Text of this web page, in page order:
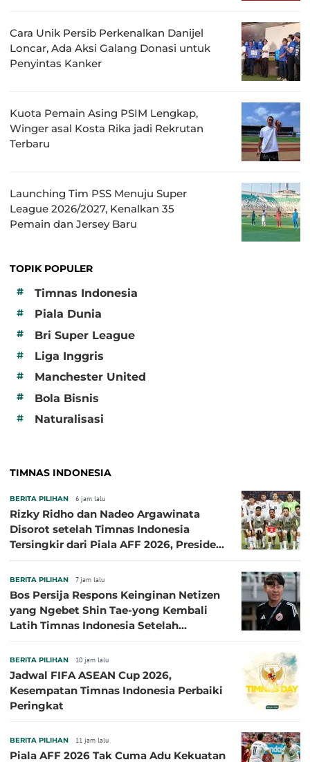
Cara Unik Persib Perkenalkan Danijel
Loncar, Ada Aksi Galang Donasi untuk
Penyintas Kanker
Kuota Pemain Asing PSIM Lengkap,
Winger asal Kosta Rika jadi Rekrutan
Terbaru
Launching Tim PSS Menuju Super
League 2026/2027, Kenalkan 35
Pemain dan Jersey Baru
TOPIK POPULER
#
Timnas Indonesia
# Piala Dunia
# Bri Super League
# Liga Inggris
# Manchester United
# Bola Bisnis
# Naturalisasi
TIMNAS INDONESIA
BERITA PILIHAN 6 jam lalu
Rizky Ridho dan Nadeo Argawinata
Disorot setelah Timnas Indonesia
Tersingkir dari Piala AFF 2026, Presiden
BERITA PILIHAN 7 jam lalu
Bos Persija Respons Keinginan Netizen
yang Ngebet Shin Tae-yong Kembali
Latih Timnas Indonesia Setelah
BERITA PILIHAN 10 jam lalu
Jadwal FIFA ASEAN Cup 2026,
Kesempatan Timnas Indonesia Perbaiki
Peringkat
BERITA PILIHAN 11 jam lalu
Piala AFF 2026 Tak Cuma Adu Kekuatan